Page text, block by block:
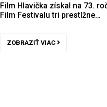
Film Hlavička získal na 73.
Film Festivalu tri prestížne…
ZOBRAZIŤ VIAC